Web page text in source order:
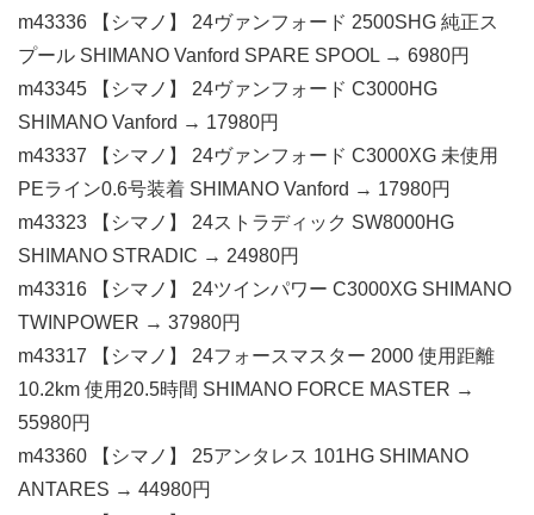
m43336 【シマノ】 24ヴァンフォード 2500SHG 純正ス
プール SHIMANO Vanford SPARE SPOOL → 6980円
m43345 【シマノ】 24ヴァンフォード C3000HG
SHIMANO Vanford → 17980円
m43337 【シマノ】 24ヴァンフォード C3000XG 未使用
PEライン0.6号装着 SHIMANO Vanford → 17980円
m43323 【シマノ】 24ストラディック SW8000HG
SHIMANO STRADIC → 24980円
m43316 【シマノ】 24ツインパワー C3000XG SHIMANO
TWINPOWER → 37980円
m43317 【シマノ】 24フォースマスター 2000 使用距離
10.2km 使用20.5時間 SHIMANO FORCE MASTER →
55980円
m43360 【シマノ】 25アンタレス 101HG SHIMANO
ANTARES → 44980円